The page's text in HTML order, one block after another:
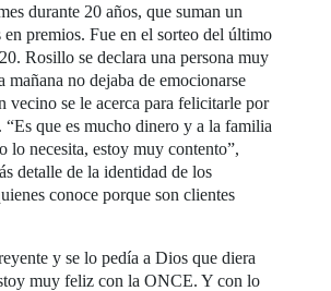
durante 20 años, que suman un
premios. Fue en el sorteo del último
Rosillo se declara una persona muy
mañana no dejaba de emocionarse
vecino se le acerca para felicitarle por
“Es que es mucho dinero y a la familia
lo necesita, estoy muy contento”,
detalle de la identidad de los
conoce porque son clientes
y se lo pedía a Dios que diera
muy feliz con la ONCE. Y con lo